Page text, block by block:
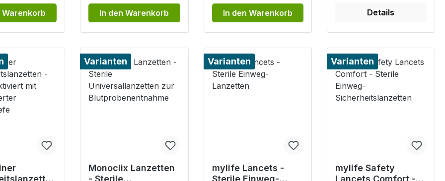
Warenkorb In den Warenkorb In den Warenkorb Details
Varianten
Monoclix Lanzetten
Varianten
mylife Lancets -
Varianten
mylife Safety